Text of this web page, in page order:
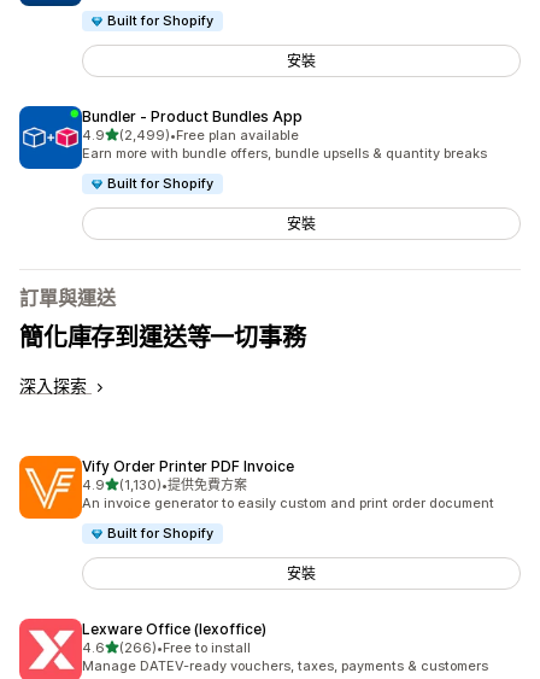
Built for Shopify
安裝
Bundler ‑ Product Bundles App
4.9滿分 5 顆星
(2,499)
共有 2499 則評價
•Free plan available
Earn more with bundle offers, bundle upsells & quantity breaks
Built for Shopify
安裝
訂單與運送
簡化庫存到運送等一切事務
深入探索
Vify Order Printer PDF Invoice
4.9滿分 5 顆星
(1,130)
共有 1130 則評價
•提供免費方案
An invoice generator to easily custom and print order document
Built for Shopify
安裝
Lexware Office (lexoffice)
4.6滿分 5 顆星
(266)
共有 266 則評價
•Free to install
Manage DATEV-ready vouchers, taxes, payments & customers